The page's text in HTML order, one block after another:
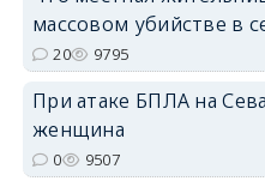
массовом убийстве в
20 9795
При атаке БПЛА на
женщина
0 9507